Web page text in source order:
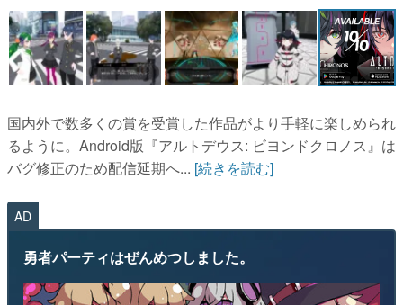
マンガ
女性向け
アプリレビュー
その他
電ファミニコゲーマーとは？
運営：株式会社マレ
国内外で数多くの賞を受賞した作品がより手軽に楽しめられ
るように。Android版『アルトデウス: ビヨンドクロノス』は
バグ修正のため配信延期へ... [続きを読む]
AD
勇者パーティはぜんめつしました。